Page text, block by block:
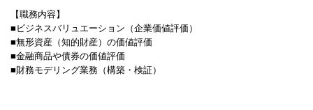
【職務内容】
■ビジネスバリュエーション（企業価値評価）
■無形資産（知的財産）の価値評価
■金融商品や債券の価値評価
■財務モデリング業務（構築・検証）